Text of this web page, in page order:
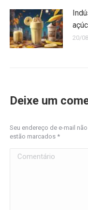
20/
Deixe um
Seu endereço de e-mail
estão marcados *
Comentário